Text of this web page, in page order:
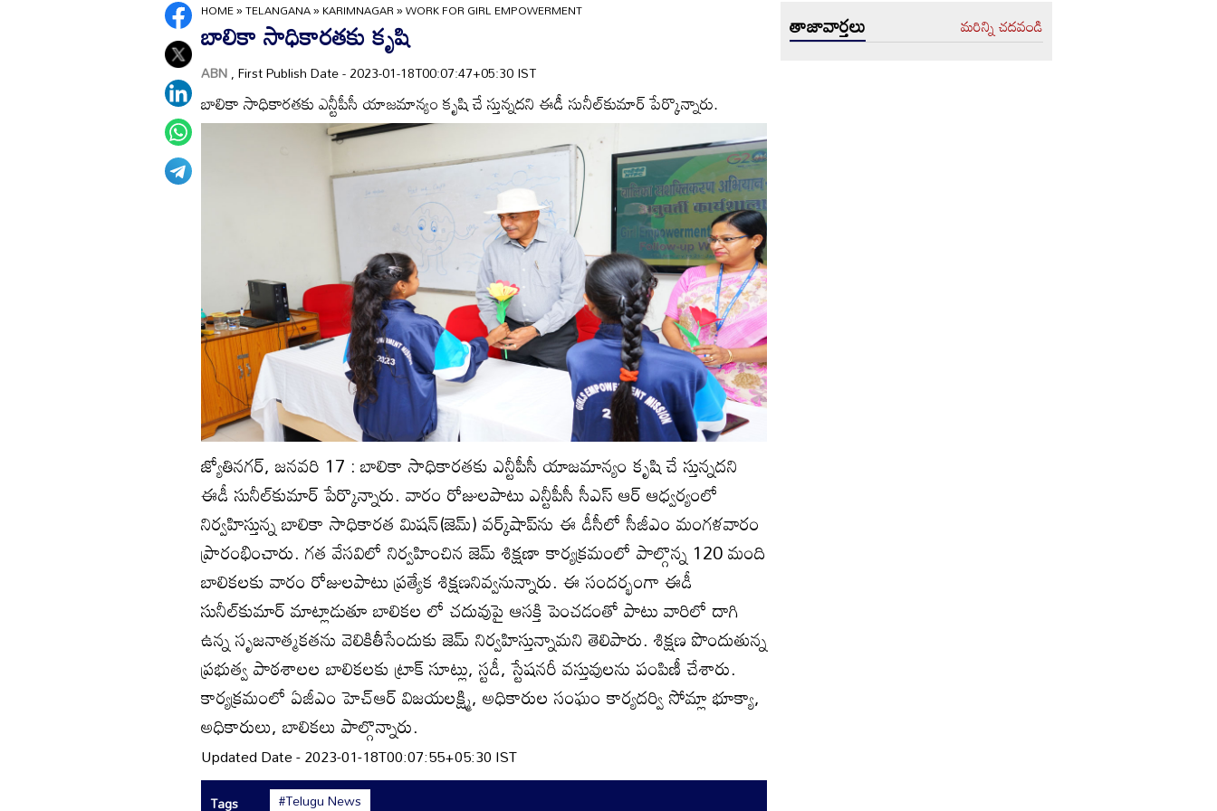
HOME»TELANGANA»KARIMNAGAR»WORK FOR GIRL EMPOWERMENT
బాలికా సాధికారతకు కృషి
ABN, First Publish Date - 2023-01-18T00:07:47+05:30 IST
బాలికా సాధికారతకు ఎన్టీపీసీ యాజమాన్యం కృషి చే స్తున్నదని ఈడీ సునీల్‌కుమార్‌ పేర్కొన్నారు.
జ్యోతినగర్‌, జనవరి 17 : బాలికా సాధికారతకు ఎన్టీపీసీ యాజమాన్యం కృషి చే స్తున్నదని
ఈడీ సునీల్‌కుమార్‌ పేర్కొన్నారు. వారం రోజులపాటు ఎన్టీపీసీ సీఎస్‌ ఆర్‌ ఆధ్వర్యంలో
నిర్వహిస్తున్న బాలికా సాధికారత మిషన్‌(జెమ్‌) వర్క్‌షాప్‌ను ఈ డీసీలో సీజీఎం మంగళవారం
ప్రారంభించారు. గత వేసవిలో నిర్వహించిన జెమ్‌ శిక్షణా కార్యక్రమంలో పాల్గొన్న 120 మంది
బాలికలకు వారం రోజులపాటు ప్రత్యేక శిక్షణనివ్వనున్నారు. ఈ సందర్భంగా ఈడీ
సునీల్‌కుమార్‌ మాట్లాడుతూ బాలికల లో చదువుపై ఆసక్తి పెంచడంతో పాటు వారిలో దాగి
ఉన్న సృజనాత్మకతను వెలికితీసేందుకు జెమ్‌ నిర్వహిస్తున్నామని తెలిపారు. శిక్షణ పొందుతున్న
ప్రభుత్వ పాఠశాలల బాలికలకు ట్రాక్‌ సూట్లు, స్టడీ, స్టేషనరీ వస్తువులను పంపిణీ చేశారు.
కార్యక్రమంలో ఏజీఎం హెచ్‌ఆర్‌ విజయలక్ష్మి, అధికారుల సంఘం కార్యదర్వి సోమ్లా భూక్యా,
అధికారులు, బాలికలు పాల్గొన్నారు.
Updated Date - 2023-01-18T00:07:55+05:30 IST
Tags #Telugu News
తాజావార్తలు మరిన్ని చదవండి